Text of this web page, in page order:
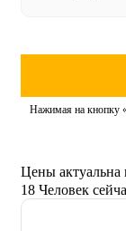
Нажимая на кнопку
Цены актуальна
18 Человек